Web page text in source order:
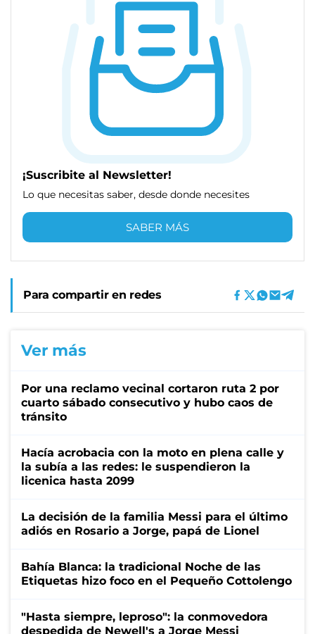
¡Suscribite al Newsletter!
Lo que necesitas saber, desde donde necesites
SABER MÁS
Para compartir en redes
Ver más
Por una reclamo vecinal cortaron ruta 2 por
cuarto sábado consecutivo y hubo caos de
tránsito
Hacía acrobacia con la moto en plena calle y
la subía a las redes: le suspendieron la
licenica hasta 2099
La decisión de la familia Messi para el último
adiós en Rosario a Jorge, papá de Lionel
Bahía Blanca: la tradicional Noche de las
Etiquetas hizo foco en el Pequeño Cottolengo
"Hasta siempre, leproso": la conmovedora
despedida de Newell's a Jorge Messi